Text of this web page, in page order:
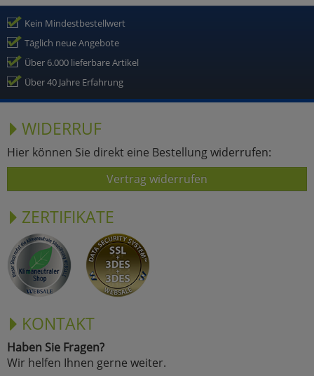
Kein Mindestbestellwert
Täglich neue Angebote
Über 6.000 lieferbare Artikel
Über 40 Jahre Erfahrung
WIDERRUF
Hier können Sie direkt eine Bestellung widerrufen:
Vertrag widerrufen
ZERTIFIKATE
KONTAKT
Haben Sie Fragen?
Wir helfen Ihnen gerne weiter.